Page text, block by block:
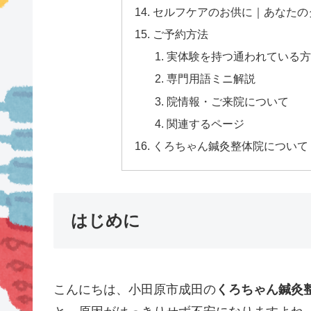
セルフケアのお供に｜あなた
ご予約方法
実体験を持つ通われている
専門用語ミニ解説
院情報・ご来院について
関連するページ
くろちゃん鍼灸整体院につい
はじめに
こんにちは、小田原市成田のくろちゃん鍼灸